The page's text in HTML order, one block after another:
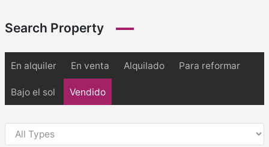
Search Property
En alquiler En venta Alquilado Para reformar
Bajo el sol Vendido